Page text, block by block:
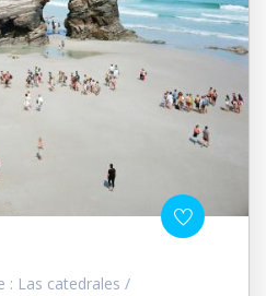
: Las catedrales /